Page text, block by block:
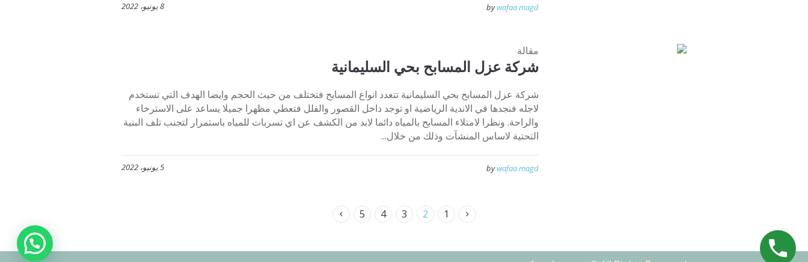
8 يونيو، 2022 bywafaa magd
مقالة
شركة عزل المسابح بحي السليمانية
شركة عزل المسابح بحي السليمانية تتعدد انواع المسابح فتختلف من حيث الحجم وايضا الهدف التي تستخدم
لاجله فنجدها في الاندية الرياضية او توجد داخل القصور والفلل فتعطي مظهرا جميلا يساعد على الاسترخاء
والراحة. ونظرا لامتلاء المسابح بالمياه دائما لابد من الكشف عن اي تسربات للمياه باستمرار لتجنب تلف البنية
التحتية لاساس المنشآت وذلك من خلال...
5 يونيو، 2022 bywafaa magd
1
2
3
4
5